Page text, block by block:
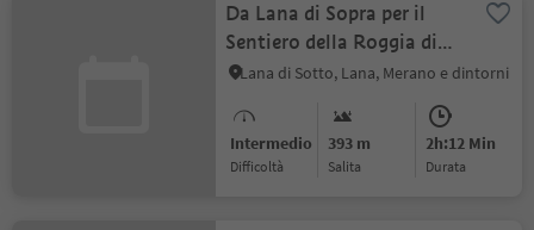
Da Lana di Sopra per il
Sentiero della Roggia di
Brandis e la via crucis a
Lana di Sotto, Lana, Merano e dintorni
Intermedio
Difficoltà
393 m
Salita
2h:12 Min
durata